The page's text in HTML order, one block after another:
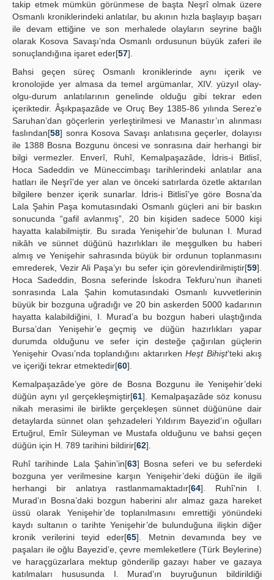
takip etmek mümkün görünmese de başta Neşrî olmak üzere
Osmanlı kroniklerindeki anlatılar, bu akının hızla başlayıp başarı
ile devam ettiğine ve son merhalede olayların seyrine bağlı
olarak Kosova Savaşı’nda Osmanlı ordusunun büyük zaferi ile
sonuçlandığına işaret eder[57].
Bahsi geçen süreç Osmanlı kroniklerinde aynı içerik ve
kronolojide yer almasa da temel argümanlar, XIV. yüzyıl olay-
olgu-durum anlatılarının genelinde olduğu gibi tekrar eden
içeriktedir. Âşıkpaşazâde ve Oruç Bey 1385-86 yılında Serez’e
Saruhan’dan göçerlerin yerleştirilmesi ve Manastır’ın alınması
faslından[58] sonra Kosova Savaşı anlatısına geçerler, dolayısı
ile 1388 Bosna Bozgunu öncesi ve sonrasına dair herhangi bir
bilgi vermezler. Enverî, Ruhî, Kemalpaşazâde, İdris-i Bitlisî,
Hoca Sadeddin ve Müneccimbaşı tarihlerindeki anlatılar ana
hatları ile Neşrî’de yer alan ve önceki satırlarda özetle aktarılan
bilgilere benzer içerik sunarlar. İdris-i Bitlisî’ye göre Bosna’da
Lala Şahin Paşa komutasındaki Osmanlı güçleri ani bir baskın
sonucunda “gafil avlanmış”, 20 bin kişiden sadece 5000 kişi
hayatta kalabilmiştir. Bu sırada Yenişehir’de bulunan I. Murad
nikâh ve sünnet düğünü hazırlıkları ile meşgulken bu haberi
almış ve Yenişehir sahrasında büyük bir ordunun toplanmasını
emrederek, Vezir Ali Paşa’yı bu sefer için görevlendirilmiştir[59].
Hoca Sadeddin, Bosna seferinde İskodra Tekfuru’nun ihaneti
sonrasında Lala Şahin komutasındaki Osmanlı kuvvetlerinin
büyük bir bozguna uğradığı ve 20 bin askerden 5000 kadarının
hayatta kalabildiğini, I. Murad’a bu bozgun haberi ulaştığında
Bursa’dan Yenişehir’e geçmiş ve düğün hazırlıkları yapar
durumda olduğunu ve sefer için desteğe çağırılan güçlerin
Yenişehir Ovası’nda toplandığını aktarırken Heşt Bihişt’teki akış
ve içeriği tekrar etmektedir[60].
Kemalpaşazâde’ye göre de Bosna Bozgunu ile Yenişehir’deki
düğün aynı yıl gerçekleşmiştir[61]. Kemalpaşazâde söz konusu
nikah merasimi ile birlikte gerçekleşen sünnet düğününe dair
detaylarda sünnet olan şehzadeleri Yıldırım Bayezid’ın oğulları
Ertuğrul, Emîr Süleyman ve Mustafa olduğunu ve bahsi geçen
düğün için H. 789 tarihini bildirir[62].
Ruhî tarihinde Lala Şahin’in[63] Bosna seferi ve bu seferdeki
bozguna yer verilmesine karşın Yenişehir’deki düğün ile ilgili
herhangi bir anlatıya rastlanmamaktadır[64]. Ruhî’nin I.
Murad’ın Bosna’daki bozgun haberini alır almaz gaza hareket
üssü olarak Yenişehir’de toplanılmasını emrettiği yönündeki
kaydı sultanın o tarihte Yenişehir’de bulunduğuna ilişkin diğer
kronik verilerini teyid eder[65]. Metnin devamında bey ve
paşaları ile oğlu Bayezid’e, çevre memleketlere (Türk Beylerine)
ve haraçgüzarlara mektup gönderilip gazayı haber ve gazaya
katılmaları hususunda I. Murad’ın buyruğunun bildirildiği